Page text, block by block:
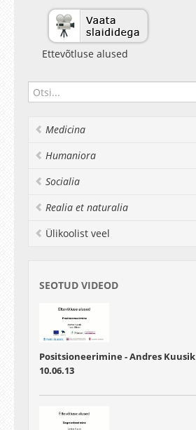
Ettevõtluse alused
Medicina
Humaniora
Socialia
Realia et naturalia
Ülikoolist veel
SEOTUD VIDEOD
Positsioneerimine - Andres Kuusik
10.06.13